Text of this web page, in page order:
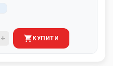
КУПИТИ